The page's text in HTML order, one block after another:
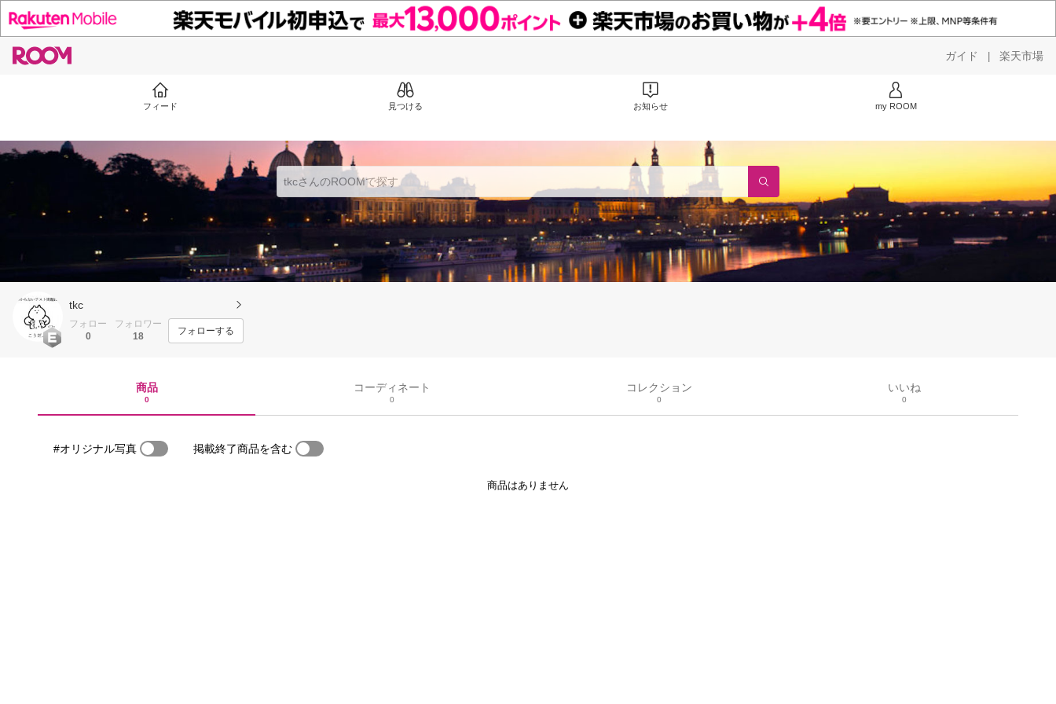
ガイド | 楽天市場
フィード 見つける お知らせ my ROOM
tkc
フォロー
0
フォロワー
18
フォローする
商品
0
コーディネート
0
コレクション
0
いいね
0
#オリジナル写真 掲載終了商品を含む
商品はありません